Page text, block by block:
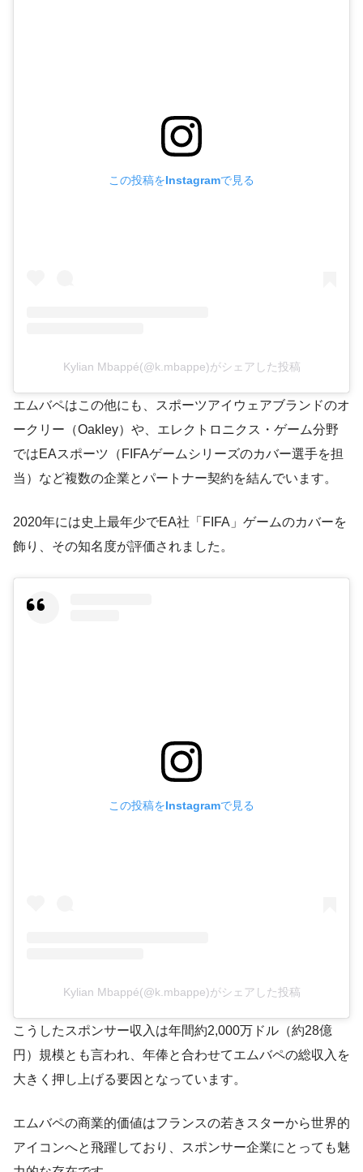
この投稿をInstagramで見る
Kylian Mbappé(@k.mbappe)がシェアした投稿
エムバペはこの他にも、スポーツアイウェアブランドのオ
ークリー（Oakley）や、エレクトロニクス・ゲーム分野
ではEAスポーツ（FIFAゲームシリーズのカバー選手を担
当）など複数の企業とパートナー契約を結んでいます。
2020年には史上最年少でEA社「FIFA」ゲームのカバーを
飾り、その知名度が評価されました。
この投稿をInstagramで見る
Kylian Mbappé(@k.mbappe)がシェアした投稿
こうしたスポンサー収入は年間約2,000万ドル（約28億
円）規模とも言われ​、年俸と合わせてエムバペの総収入を
大きく押し上げる要因となっています。
エムバペの商業的価値はフランスの若きスターから世界的
アイコンへと飛躍しており、スポンサー企業にとっても魅